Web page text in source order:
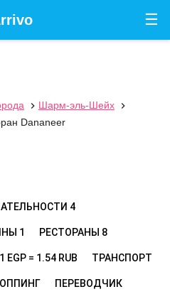
☰
 Шарм-эль-Шейх

Dananeer
4
1 РЕСТОРАНЫ 8
1 EGP = 1.54 RUB ТРАНСПОРТ
ПЕРЕВОДЧИК